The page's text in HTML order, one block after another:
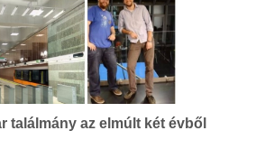
találmány az elmúlt két évből